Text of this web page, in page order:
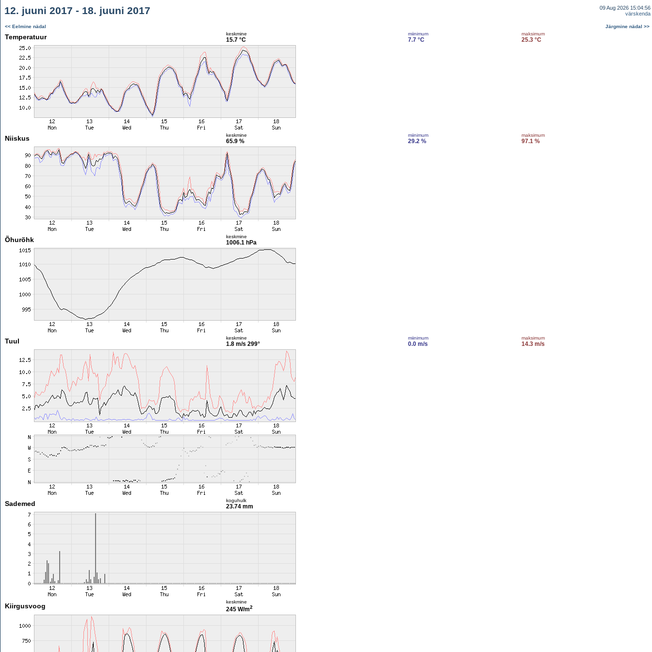
12. juuni 2017 - 18. juuni 2017
09 Aug 2026 15:04:56
värskenda
<< Eelmine nädal Järgmine nädal >>
Temperatuur keskmine
15.7 °C
miinimum
7.7 °C
maksimum
25.3 °C
Niiskus keskmine
65.9 %
miinimum
29.2 %
maksimum
97.1 %
Õhurõhk keskmine
1006.1 hPa
Tuul keskmine
1.8 m/s 299°
miinimum
0.0 m/s
maksimum
14.3 m/s
Sademed koguhulk
23.74 mm
Kiirgusvoog
keskmine
245 W/m2